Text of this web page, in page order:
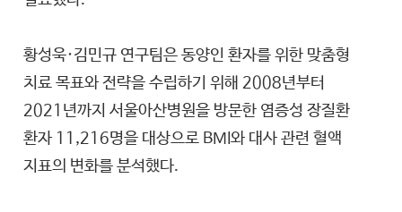
황성욱·김민규 연구팀은 동양인 환자를 위한 맞춤형
치료 목표와 전략을 수립하기 위해 2008년부터
2021년까지 서울아산병원을 방문한 염증성 장질환
환자 11,216명을 대상으로 BMI와 대사 관련 혈액
지표의 변화를 분석했다.